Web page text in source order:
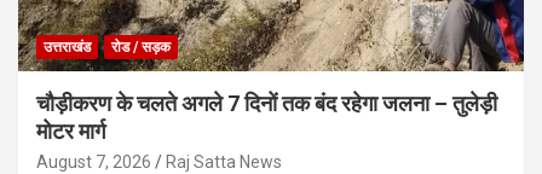
उत्तराखंड रोड / सड़क
चौड़ीकरण के चलते अगले 7 दिनों तक बंद रहेगा जलना – तुलेड़ी
मोटर मार्ग
August 7, 2026 Raj Satta News